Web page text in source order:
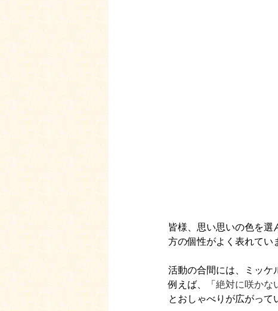
皆様、思い思いの色を選
方の個性がよく表れてい
活動の合間には、ミッケ
例えば、「 絶対に咲かな
とおしゃべりが広がって